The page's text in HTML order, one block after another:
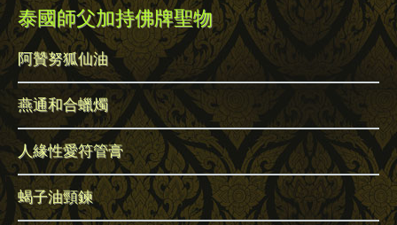
泰國師父加持佛牌聖物
阿贊努狐仙油
燕通和合蠟燭
人緣性愛符管膏
蝎子油頸鍊